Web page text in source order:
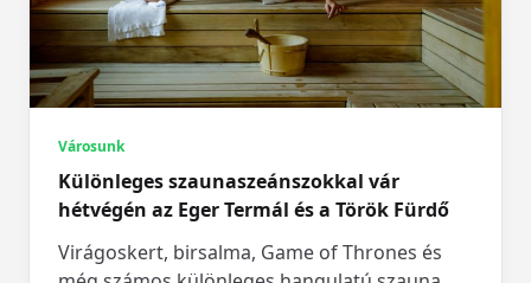
Városunk
Különleges szaunaszeánszokkal vár
hétvégén az Eger Termál és a Török Fürdő
Virágoskert, birsalma, Game of Thrones és